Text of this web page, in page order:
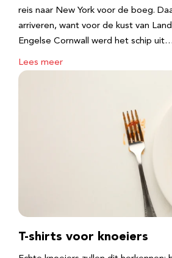
reis naar New York voor de boeg.
arriveren, want voor de kust van
Engelse Cornwall werd het schip uit…
Lees meer
T-shirts voor knoeiers